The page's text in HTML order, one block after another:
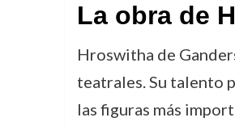
La obra de
Hroswitha de
teatrales. Su talento
las figuras más